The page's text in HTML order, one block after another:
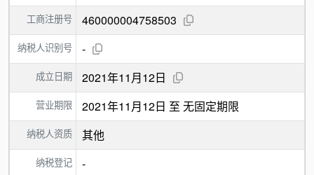
工商注册号 460000004758503
纳税人识别号 -
成立日期 2021年11月12日
营业期限 2021年11月12日 至 无固定期限
纳税人资质 其他
纳税登记 -